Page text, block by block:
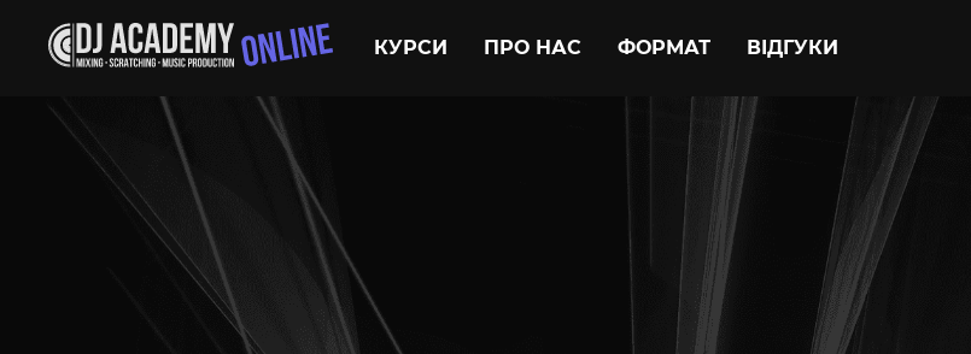
КУРСИ ПРО НАС ФОРМАТ ВІДГУКИ